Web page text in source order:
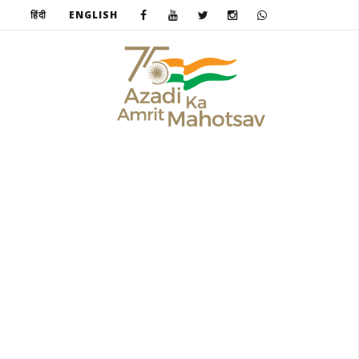
हिंदी ENGLISH